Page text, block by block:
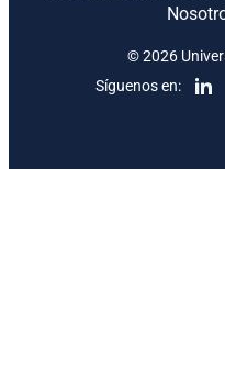
Síguenos en:
© 2026